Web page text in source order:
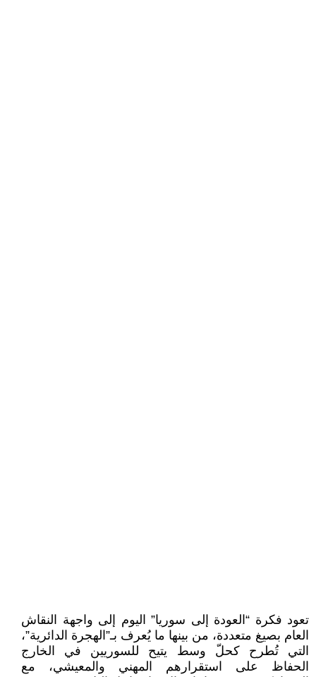
تعود فكرة “العودة إلى سوريا” اليوم إلى واجهة النقاش
العام بصيغ متعددة، من بينها ما يُعرف بـ”الهجرة الدائرية”،
التي تُطرح كحلّ وسط يتيح للسوريين في الخارج
الحفاظ على استقرارهم المهني والمعيشي، مع